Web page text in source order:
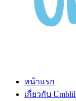
หน้าแรก
เกี่ยวกับ